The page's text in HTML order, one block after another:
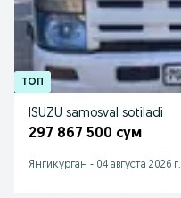
ISUZU samosval sotiladi
297 867 500 сум
Янгикурган - 04 августа 2026 г.